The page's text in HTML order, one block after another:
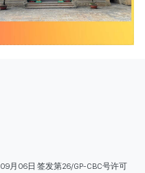
月06日 签发第26/GP-CBC号许可